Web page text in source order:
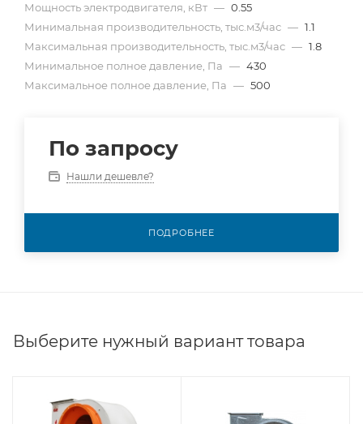
Мощность электродвигателя, кВт — 0.55
Минимальная производительность, тыс.м3/час — 1.1
Максимальная производительность, тыс.м3/час — 1.8
Минимальное полное давление, Па — 430
Максимальное полное давление, Па — 500
По запросу
Нашли дешевле?
ПОДРОБНЕЕ
Выберите нужный вариант товара